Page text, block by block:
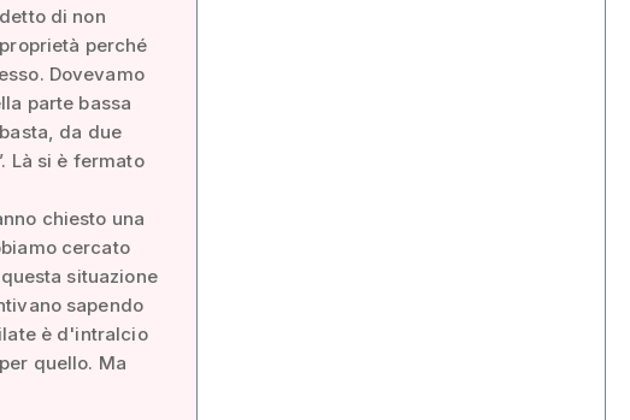
di non
perché
Dovevamo
parte bassa
da due
Là si è fermato
chiesto una
cercato
situazione
sapendo
è d'intralcio
quello. Ma